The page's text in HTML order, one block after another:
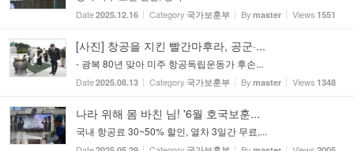
Date2025.12.16 Category 국가보훈부 By master Views 1551
[사진] 창공을 지킨 빨간마후라, 공군·...
- 광복 80년 맞아 미주 항공독립운동가 후손...
Date2025.08.13 Category 국가보훈부 By master Views 1348
나라 위해 몸 바친 님! '6월 호국보훈...
국내 항공료 30~50% 할인, 열차 3일간 무료,...